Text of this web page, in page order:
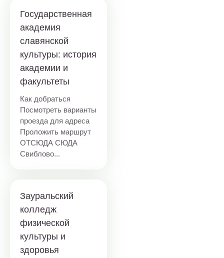
Государственная
академия
славянской
культуры: история
академии и
факультеты
Как добраться
Посмотреть варианты
проезда для адреса
Проложить маршрут
ОТСЮДА СЮДА
Свиблово...
Зауральский
колледж
физической
культуры и
здоровья